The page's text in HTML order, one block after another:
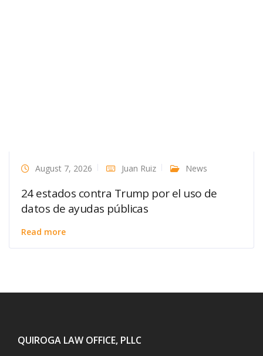
August 7, 2026 Juan Ruiz News
24 estados contra Trump por el uso de
datos de ayudas públicas
Read more
QUIROGA LAW OFFICE, PLLC